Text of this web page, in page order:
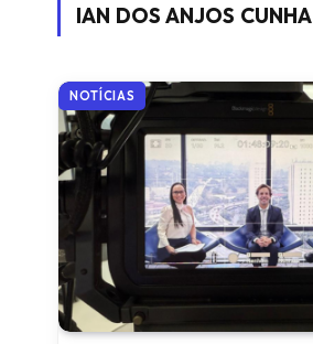
IAN DOS ANJOS CUNHA
NOTÍCIAS